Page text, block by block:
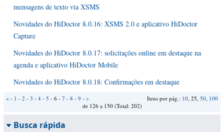
mensagens de texto via XSMS
Novidades do HiDoctor 8.0.16: XSMS 2.0 e aplicativo HiDoctor
Capture
Novidades do HiDoctor 8.0.17: solicitações online em destaque na
agenda e aplicativo HiDoctor Mobile
Novidades do HiDoctor 8.0.18: Confirmações em destaque
Itens por pág.: 10, 25, 50, 100
< - 1 - 2 - 3 - 4 - 5 - 6 - 7 - 8 - 9 - >
de 126 a 150 (Total: 202)
Busca rápida